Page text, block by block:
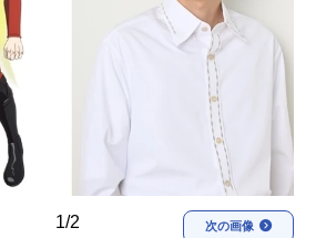
実写化映画一覧
1/2 次の画像